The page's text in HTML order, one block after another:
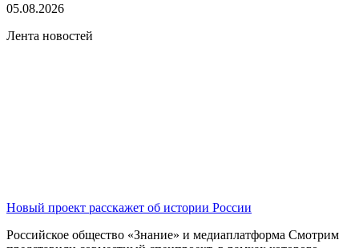
05.08.2026
Лента новостей
Новый проект расскажет об истории России
Российское общество «Знание» и медиаплатформа Смотрим